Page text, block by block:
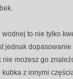
wodnej to nie tylko
jednak
możesz go
z innymi